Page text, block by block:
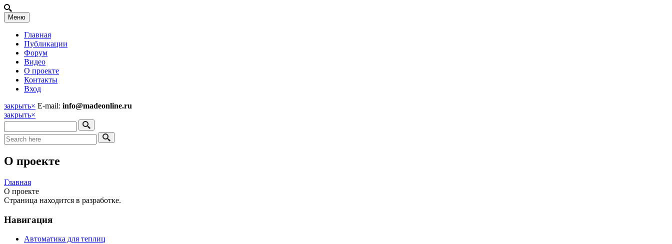
Меню
Главная
Публикации
Форум
Видео
О проекте
Контакты
Вход
закрыть× E-mail: info@madeonline.ru
закрыть×
О проекте
Главная
О проекте
Страница находится в разработке.
Навигация
Автоматика для теплиц